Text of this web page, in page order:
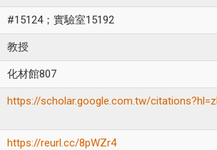
#15124；實驗室15192
教授
化材館807
https://scholar.google.com.tw/
https://reurl.cc/8pWZr4